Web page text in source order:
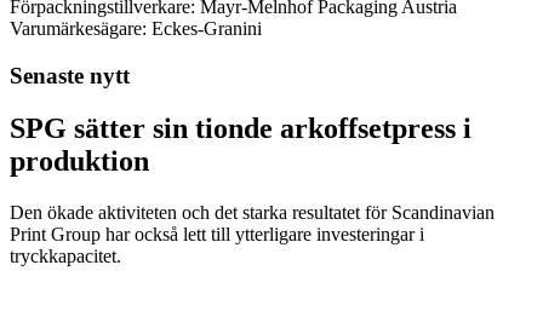
Förpackningstillverkare: Mayr-Melnhof Packaging Austria
Varumärkesägare: Eckes-Granini
Senaste nytt
SPG sätter sin tionde arkoffsetpress i
produktion
Den ökade aktiviteten och det starka resultatet för Scandinavian
Print Group har också lett till ytterligare investeringar i
tryckkapacitet.